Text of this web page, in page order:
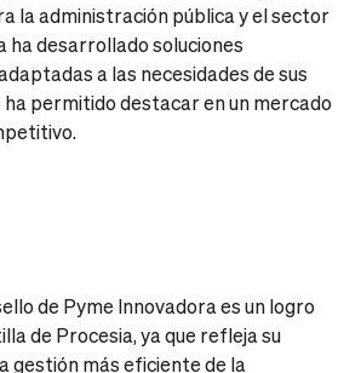
la administración pública y el sector
ha desarrollado soluciones
a las necesidades de sus
ha permitido destacar en un mercado
de Pyme Innovadora es un logro
de Procesia, ya que refleja su
gestión más eficiente de la